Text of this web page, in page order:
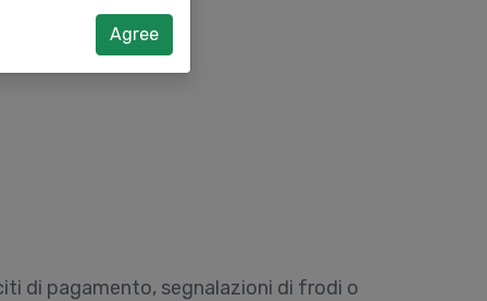
di pagamento, segnalazioni di frodi o
Agree